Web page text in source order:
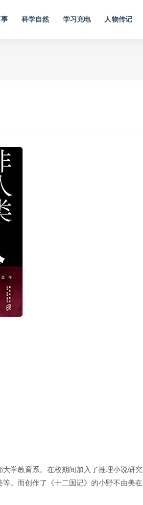
科学自然 学习充电 人物传记
学教育系。在校期间加入了推理小说研究
。而创作了《十二国记》的小野不由美在